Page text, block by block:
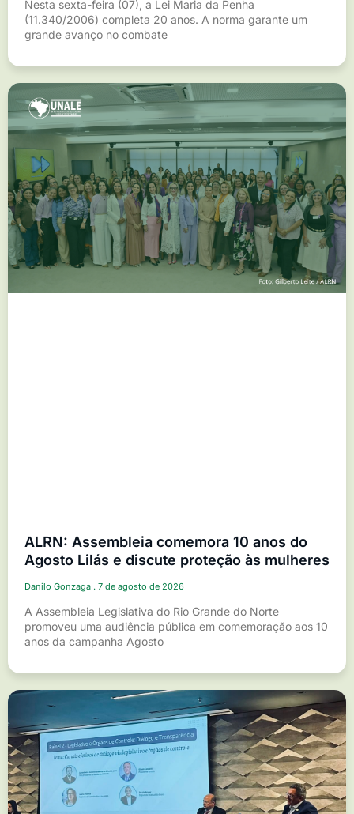
Nesta sexta-feira (07), a Lei Maria da Penha
(11.340/2006) completa 20 anos. A norma garante um
grande avanço no combate
ALRN: Assembleia comemora 10 anos do
Agosto Lilás e discute proteção às mulheres
Danilo Gonzaga 7 de agosto de 2026
A Assembleia Legislativa do Rio Grande do Norte
promoveu uma audiência pública em comemoração aos 10
anos da campanha Agosto